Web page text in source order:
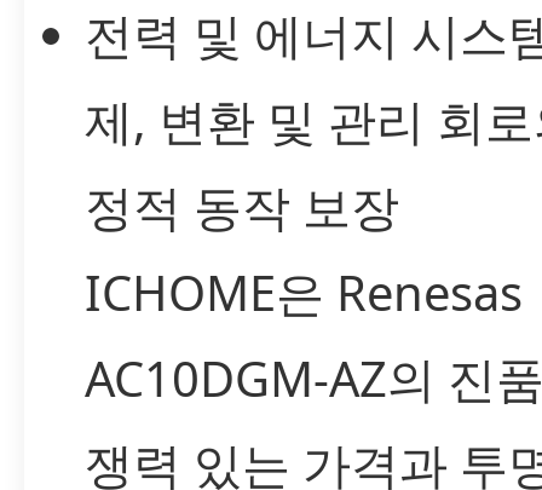
전력 및 에너지 시스
제, 변환 및 관리 회
정적 동작 보장
ICHOME은 Renesas
AC10DGM-AZ의 진
쟁력 있는 가격과 투